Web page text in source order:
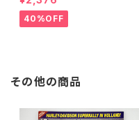
ient lenses
40%OFF
その他の商品